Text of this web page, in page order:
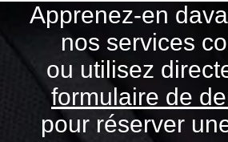
Apprenez-en
nos services
ou utilisez
formulaire de
pour réserver